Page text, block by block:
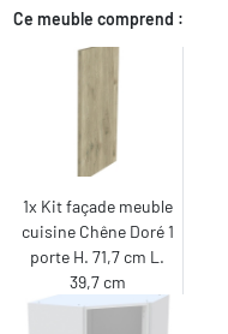
Ce meuble comprend :
1x Kit façade meuble
cuisine Chêne Doré 1
porte H. 71,7 cm L.
39,7 cm